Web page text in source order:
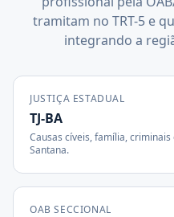
tramitam no TRT-5 e
integrando a
JUSTIÇA ESTADUAL
TJ-BA
Causas cíveis, família,
Santana.
OAB SECCIONAL